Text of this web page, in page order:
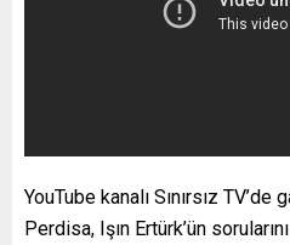
YouTube kanalı Sınırsız
Perdisa, Işın Ertürk’ün